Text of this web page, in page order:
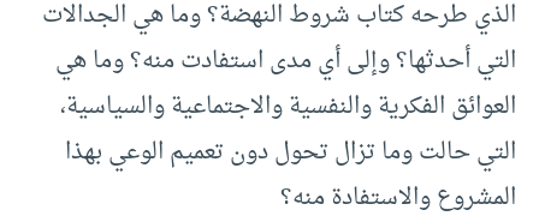
الذي طرحه كتاب شروط النهضة؟ وما هي الجدالات
التي أحدثها؟ وإلى أي مدى استفادت منه؟ وما هي
العوائق الفكرية والنفسية والاجتماعية والسياسية،
التي حالت وما تزال تحول دون تعميم الوعي بهذا
المشروع والاستفادة منه؟